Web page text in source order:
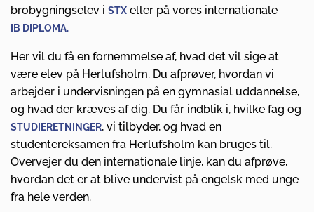
brobygningselev i STX eller på vores internationale
IB DIPLOMA.
Her vil du få en fornemmelse af, hvad det vil sige at
være elev på Herlufsholm. Du afprøver, hvordan vi
arbejder i undervisningen på en gymnasial uddannelse,
og hvad der kræves af dig. Du får indblik i, hvilke fag og
STUDIERETNINGER, vi tilbyder, og hvad en
studentereksamen fra Herlufsholm kan bruges til.
Overvejer du den internationale linje, kan du afprøve,
hvordan det er at blive undervist på engelsk med unge
fra hele verden.